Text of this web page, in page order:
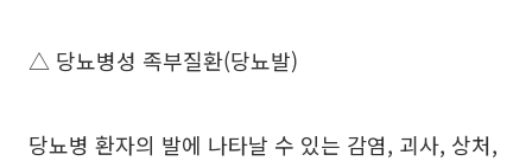
△ 당뇨병성 족부질환(당뇨발)
당뇨병 환자의 발에 나타날 수 있는 감염, 괴사, 상처,